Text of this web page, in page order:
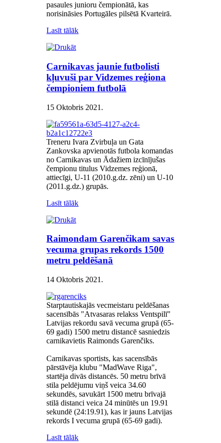
pasaules junioru čempionātā, kas
norisināsies Portugāles pilsētā Kvarteirā.
Lasīt tālāk
Carnikavas jaunie futbolisti
kļuvuši par Vidzemes reģiona
čempioniem futbolā
15 Oktobris 2021 .
Treneru Ivara Zvirbuļa un Gata
Zankovska apvienotās futbola komandas
no Carnikavas un Ādažiem izcīnījušas
čempionu titulus Vidzemes reģionā,
attiecīgi, U-11 (2010.g.dz. zēni) un U-10
(2011.g.dz.) grupās.
Lasīt tālāk
Raimondam Garenčikam savas
vecuma grupas rekords 1500
metru peldēšanā
14 Oktobris 2021 .
Starptautiskajās vecmeistaru peldēšanas
sacensībās "Atvasaras relakss Ventspilī"
Latvijas rekordu savā vecuma grupā (65-
69 gadi) 1500 metru distancē sasniedzis
carnikavietis Raimonds Garenčiks.
Carnikavas sportists, kas sacensībās
pārstāvēja klubu "MadWave Riga",
startēja divās distancēs. 50 metru brīvā
stila peldējumu viņš veica 34.60
sekundēs, savukārt 1500 metru brīvajā
stilā distanci veica 24 minūtēs un 19.91
sekundē (24:19.91), kas ir jauns Latvijas
rekords I vecuma grupā (65-69 gadi).
Lasīt tālāk